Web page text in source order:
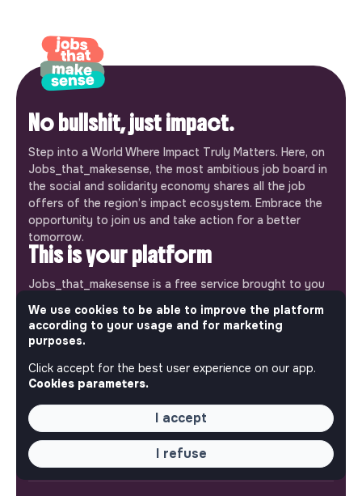
No bullshit, just impact.
Step into a World Where Impact Truly Matters. Here, on
Jobs_that_makesense, the most ambitious job board in
the social and solidarity economy shares all the job
offers of the region’s impact ecosystem. Embrace the
opportunity to join us and take action for a better
tomorrow.
This is your platform
Jobs_that_makesense is a free service brought to you
by the makesense association. Use its potential to
accelerate your projects and contribute to building a
more respectful, inclusive and sustainable society.
Our mobile app
Get jobs that make sense on your phone so you never
iPhone Android
We use cookies to be able to improve the platform
according to your usage and for marketing
purposes.
Click accept for the best user experience on our app.
Cookies parameters.
I accept
I refuse